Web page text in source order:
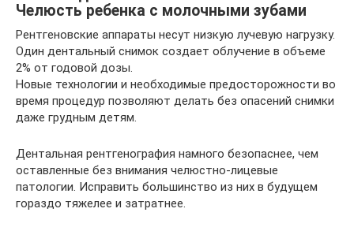
Челюсть ребенка с молочными зубами
Рентгеновские аппараты несут низкую лучевую нагрузку.
Один дентальный снимок создает облучение в объеме
2% от годовой дозы.
Новые технологии и необходимые предосторожности во
время процедур позволяют делать без опасений снимки
даже грудным детям.
Дентальная рентгенография намного безопаснее, чем
оставленные без внимания челюстно-лицевые
патологии. Исправить большинство из них в будущем
гораздо тяжелее и затратнее.